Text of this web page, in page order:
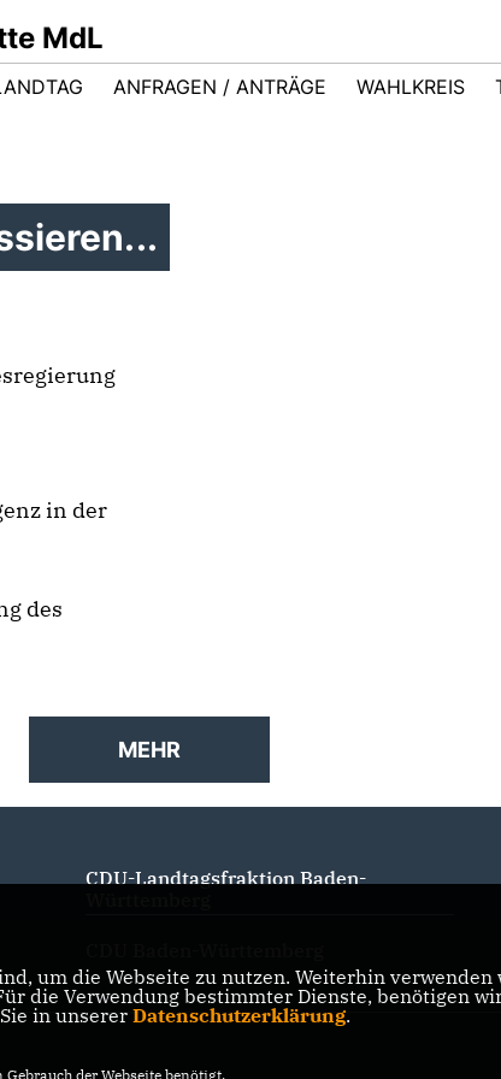
MdL
ANFRAGEN / ANTRÄGE WAHLKREIS
in der
des
MEHR
CDU-Landtagsfraktion Baden-
um die Webseite zu nutzen. Weiterhin
die Verwendung bestimmter Dienste, benötigen
in unserer Datenschutzerklärung.
der Webseite benötigt.